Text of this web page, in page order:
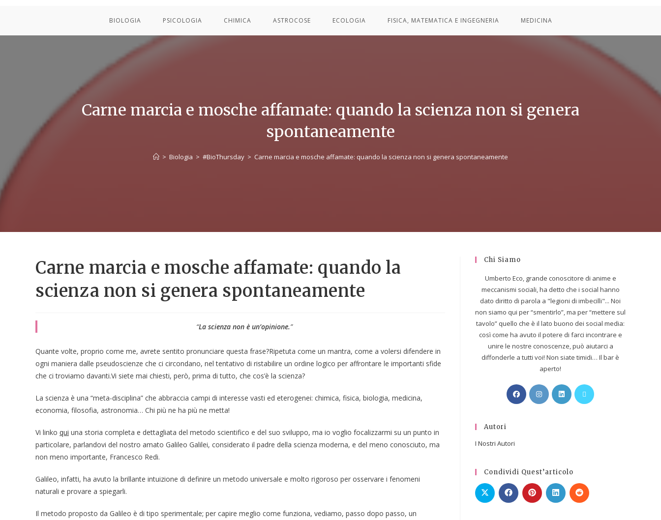
BIOLOGIA PSICOLOGIA CHIMICA ASTROCOSE ECOLOGIA FISICA, MATEMATICA E INGEGNERIA MEDICINA
Carne marcia e mosche affamate: quando la scienza non si genera
spontaneamente
> Biologia > #BioThursday > Carne marcia e mosche affamate: quando la scienza non si genera spontaneamente
Carne marcia e mosche affamate: quando la
scienza non si genera spontaneamente
“La scienza non è un’opinione.”
Quante volte, proprio come me, avrete sentito pronunciare questa frase?Ripetuta come un mantra, come a volersi difendere in
ogni maniera dalle pseudoscienze che ci circondano, nel tentativo di ristabilire un ordine logico per affrontare le importanti sfide
che ci troviamo davanti.Vi siete mai chiesti, però, prima di tutto, che cos’è la scienza?
La scienza è una “meta-disciplina” che abbraccia campi di interesse vasti ed eterogenei: chimica, fisica, biologia, medicina,
economia, filosofia, astronomia… Chi più ne ha più ne metta!
Vi linko qui una storia completa e dettagliata del metodo scientifico e del suo sviluppo, ma io voglio focalizzarmi su un punto in
particolare, parlandovi del nostro amato Galileo Galilei, considerato il padre della scienza moderna, e del meno conosciuto, ma
non meno importante, Francesco Redi.
Galileo, infatti, ha avuto la brillante intuizione di definire un metodo universale e molto rigoroso per osservare i fenomeni
naturali e provare a spiegarli.
Il metodo proposto da Galileo è di tipo sperimentale; per capire meglio come funziona, vediamo, passo dopo passo, un
Chi Siamo
Umberto Eco, grande conoscitore di anime e
meccanismi sociali, ha detto che i social hanno
dato diritto di parola a "legioni di imbecilli"... Noi
non siamo qui per “smentirlo”, ma per “mettere sul
tavolo” quello che è il lato buono dei social media:
così come ha avuto il potere di farci incontrare e
unire le nostre conoscenze, può aiutarci a
diffonderle a tutti voi! Non siate timidi… Il bar è
aperto!
Autori
I Nostri Autori
Condividi Quest’articolo